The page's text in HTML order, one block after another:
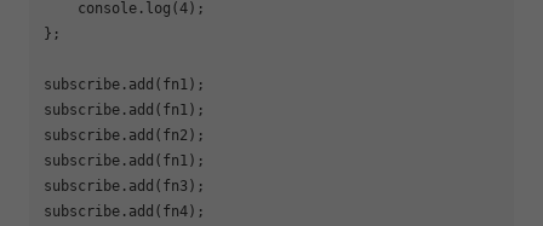
console .log(4);
};
subscribe.add(fn1);
subscribe.add(fn1);
subscribe.add(fn2);
subscribe.add(fn1);
subscribe.add(fn3);
subscribe.add(fn4);